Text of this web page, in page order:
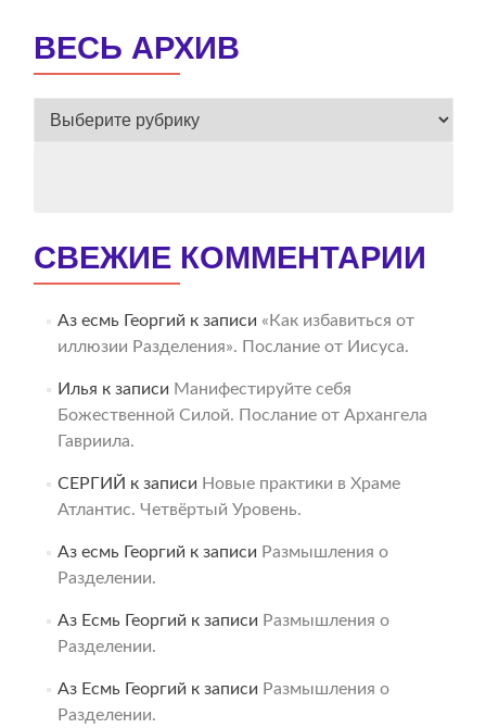
ВЕСЬ АРХИВ
ВЕСЬ
СВЕЖИЕ КОММЕНТАРИИ
Аз есмь Георгий к записи «Как избавиться от
иллюзии Разделения». Послание от Иисуса.
Илья к записи Манифестируйте себя
Божественной Силой. Послание от Архангела
Гавриила.
СЕРГИЙ к записи Новые практики в Храме
Атлантис. Четвёртый Уровень.
Аз есмь Георгий к записи Размышления о
Разделении.
Аз Есмь Георгий к записи Размышления о
Разделении.
Аз Есмь Георгий к записи Размышления о
Разделении.